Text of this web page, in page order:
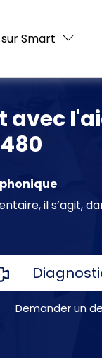
Smart
avec
il s’agit,
Demander un